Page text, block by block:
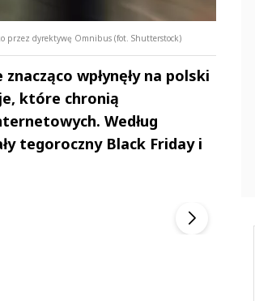
przez dyrektywę Omnibus (fot. Shutterstock)
wpłynęły na polski
które chronią
Według
tegoroczny Black Friday i